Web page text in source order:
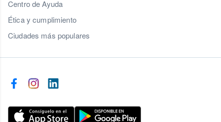
Centro de Ayuda
Ética y cumplimiento
Ciudades más populares